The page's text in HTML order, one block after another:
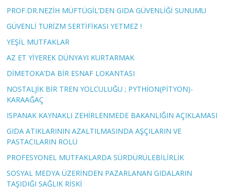
PROF.DR.NEZİH MÜFTÜGİL’DEN GIDA GÜVENLİĞİ SUNUMU
GÜVENLİ TURİZM SERTİFİKASI YETMEZ !
YEŞİL MUTFAKLAR
AZ ET YİYEREK DÜNYAYI KURTARMAK
DİMETOKA’DA BİR ESNAF LOKANTASI
NOSTALJİK BİR TREN YOLCULUĞU ; PYTHİON(PİTYON)-
KARAAĞAÇ
ISPANAK KAYNAKLI ZEHİRLENMEDE BAKANLIĞIN AÇIKLAMASI
GIDA ATIKLARININ AZALTILMASINDA AŞÇILARIN VE
PASTACILARIN ROLÜ
PROFESYONEL MUTFAKLARDA SÜRDÜRÜLEBİLİRLİK
SOSYAL MEDYA ÜZERİNDEN PAZARLANAN GIDALARIN
TAŞIDIĞI SAĞLIK RİSKİ